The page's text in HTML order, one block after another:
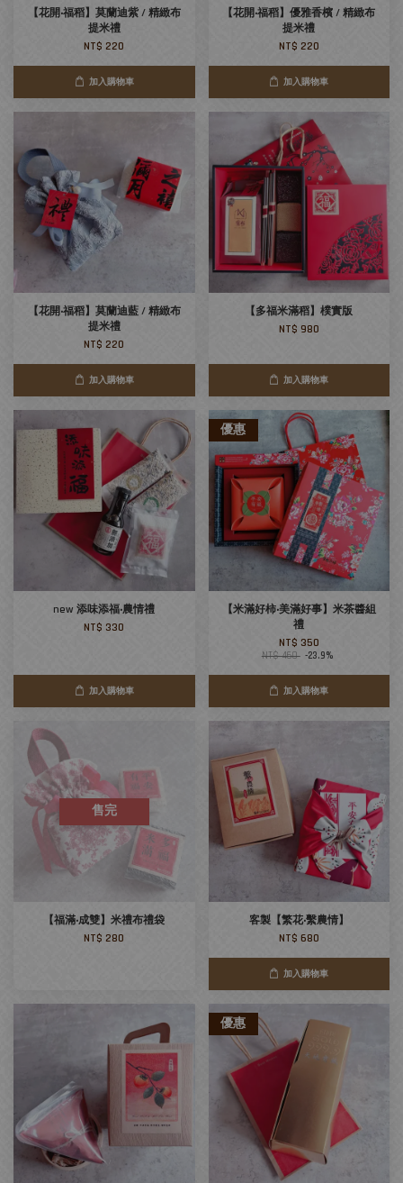
【花開‧福稻】莫蘭迪紫 / 精緻布
提米禮
NT$ 220
加入購物車
【花開‧福稻】優雅香檳 / 精緻布
提米禮
NT$ 220
加入購物車
【花開‧福稻】莫蘭迪藍 / 精緻布
提米禮
NT$ 220
加入購物車
【多福米滿稻】樸實版
NT$ 980
加入購物車
new 添味添福‧農情禮
NT$ 330
加入購物車
優惠
【米滿好柿‧美滿好事】米茶醬組
禮
NT$ 350
NT$ 460 -23.9%
加入購物車
售完
【福滿‧成雙】米禮布禮袋
NT$ 280
客製【繁花‧繫農情】
NT$ 680
加入購物車
優惠